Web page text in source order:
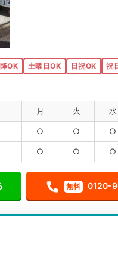
OK 土曜日OK 日祝OK 祝
月 火 水
○ ○ ○
○ ○ ○
無料 0120-